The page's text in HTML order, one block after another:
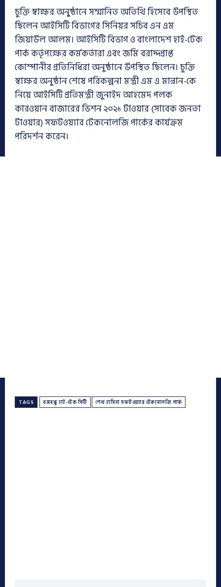
চুক্তি স্বাক্ষর অনু্ষ্ঠানে সম্মানিত অতিথি হিসেবে উপস্থিত
ছিলেন আইসিটি বিভাগের সিনিয়র সচিব এন এম
জিয়াউল আলম। আইসিটি বিভাগ ও বাংলাদেশ হাই-টেক
পার্ক কর্তৃপক্ষের কর্মকর্তারা এবং জমি বরাদ্দপ্রাপ্ত
কোম্পানীর প্রতিনিধিরা অনুষ্ঠানে উপস্থিত ছিলেন। চুক্তি
স্বাক্ষর অনুষ্ঠান শেষে পরিকল্পনা মন্ত্রী এম এ মান্নান-কে
নিয়ে আইসিটি প্রতিমন্ত্রী জুনাইদ আহমেদ পলক
কারওয়ান বাজারের ভিশন ২০২১ টাওয়ার (সাবেক জনতা
টাওয়ার) সফটওয়্যার টেকনোলজি পার্কের কার্যক্রম
পরিদর্শন করেন।
TAGS বঙ্গবন্ধু হাই-টেক সিটি শেখ হাসিনা সফটওয়্যার টেকনোলজি পার্ক